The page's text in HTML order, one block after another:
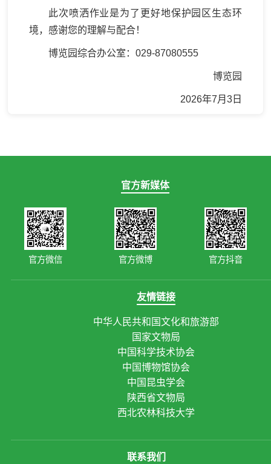
此次喷洒作业是为了更好地保护园区生态环
境，感谢您的理解与配合！
博览园综合办公室：029-87080555
博览园
2026年7月3日
官方新媒体
官方微信 官方微博 官方抖音
友情链接
中华人民共和国文化和旅游部
国家文物局
中国科学技术协会
中国博物馆协会
中国昆虫学会
陕西省文物局
西北农林科技大学
联系我们